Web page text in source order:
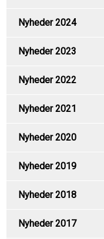
Nyheder 2024
Nyheder 2023
Nyheder 2022
Nyheder 2021
Nyheder 2020
Nyheder 2019
Nyheder 2018
Nyheder 2017